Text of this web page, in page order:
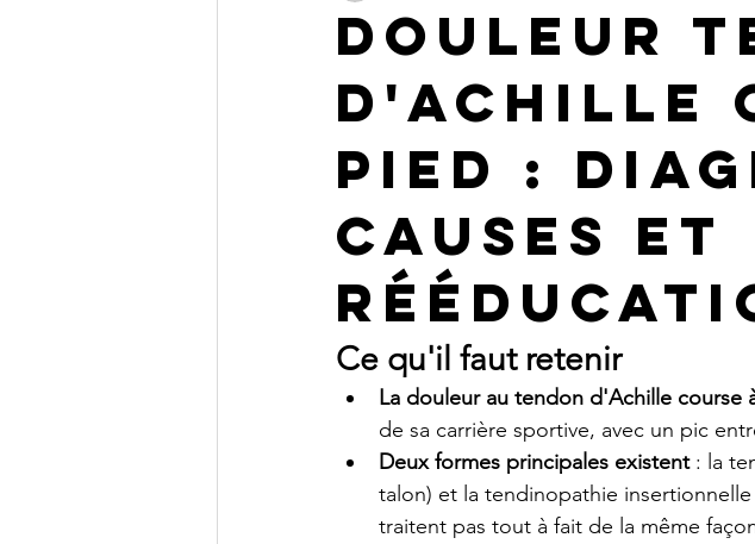
Douleur
d'Achille
pied :
causes et
Ce qu'il faut retenir
La douleur au tendon d'Achille course
de sa carrière sportive, avec un pic
Deux formes principales existent : la
talon) et la tendinopathie
traitent pas tout à fait de la même